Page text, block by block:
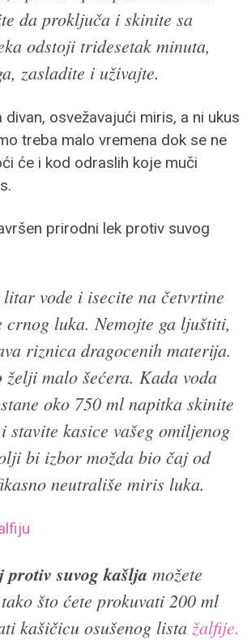
da proključa i skinite sa
odstoji tridesetak minuta,
zasladite i uživajte.
divan, osvežavajući miris, a ni ukus
treba malo vremena dok se ne
će i kod odraslih koje muči
prirodni lek protiv suvog
vode i isecite na četvrtine
crnog luka. Nemojte ga ljuštiti,
riznica dragocenih materija.
želji malo šećera. Kada voda
oko 750 ml napitka skinite
stavite kasice vašeg omiljenog
bi izbor možda bio čaj od
neutrališe miris luka.
suvog kašlja možete
što ćete prokuvati 200 ml
kašičicu osušenog lista žalfije.